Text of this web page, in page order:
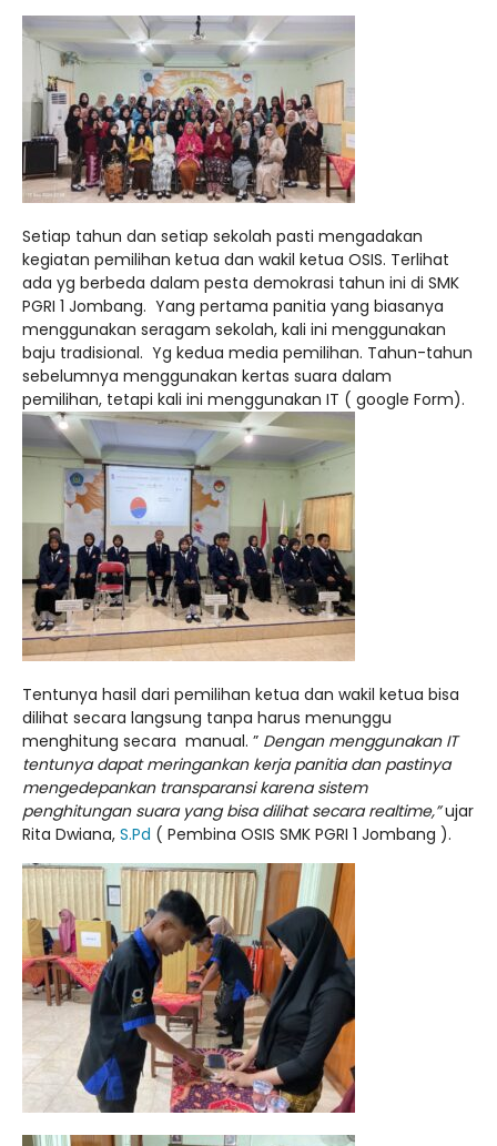
Setiap tahun dan setiap sekolah pasti mengadakan
kegiatan pemilihan ketua dan wakil ketua OSIS. Terlihat
ada yg berbeda dalam pesta demokrasi tahun ini di SMK
PGRI 1 Jombang. Yang pertama panitia yang biasanya
menggunakan seragam sekolah, kali ini menggunakan
baju tradisional. Yg kedua media pemilihan. Tahun-tahun
sebelumnya menggunakan kertas suara dalam
pemilihan, tetapi kali ini menggunakan IT ( google Form).
Tentunya hasil dari pemilihan ketua dan wakil ketua bisa
dilihat secara langsung tanpa harus menunggu
menghitung secara manual. ” Dengan menggunakan IT
tentunya dapat meringankan kerja panitia dan pastinya
mengedepankan transparansi karena sistem
penghitungan suara yang bisa dilihat secara realtime,”ujar
Rita Dwiana, S.Pd ( Pembina OSIS SMK PGRI 1 Jombang ).